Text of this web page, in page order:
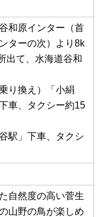
和原インター（首
ターの次）より8k
出て、水海道谷和
り換え）「小絹
車、タクシー約15
駅」下車、タクシ
自然度の高い菅生
山野の鳥が楽しめ